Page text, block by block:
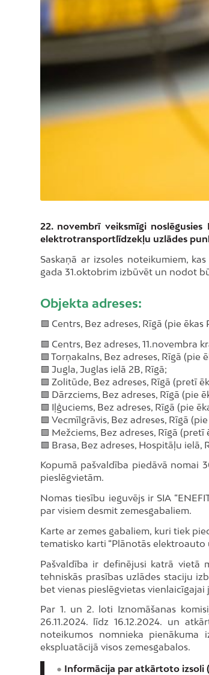
22. novembrī veiksmīgi
elektrotransportlīdzekļu uzlādes
Saskaņā ar izsoles noteikumiem,
gada 31.oktobrim izbūvēt un nodot
Objekta adreses:
🟩 Centrs, Bez adreses, Rīgā (pie ēkas
🟩 Centrs, Bez adreses, 11.novembra
🟩 Torņakalns, Bez adreses, Rīgā (pie
🟩 Jugla, Juglas ielā 2B, Rīgā;
🟩 Zolitūde, Bez adreses, Rīgā (pretī
🟩 Dārzciems, Bez adreses, Rīgā (pie
🟩 Iļģuciems, Bez adreses, Rīgā (pie
🟩 Vecmīlgrāvis, Bez adreses, Rīgā
🟩 Mežciems, Bez adreses, Rīgā
🟩 Brasa, Bez adreses, Hospitāļu ielā,
Kopumā pašvaldība piedāvā nomai
pieslēgvietām.
Nomas tiesību ieguvējs ir SIA
par visiem desmit zemesgabaliem.
Karte ar zemes gabaliem, kuri tiek
tematisko karti “Plānotās elektroauto
Pašvaldība ir definējusi katrā vietā
tehniskās prasības uzlādes staciju
bet vienas pieslēgvietas
Par 1. un 2. loti Iznomāšanas
26.11.2024. līdz 16.12.2024. un
noteikumos nomnieka
ekspluatācijā visos zemesgabalos.
● Informācija par atkārtoto izsoli